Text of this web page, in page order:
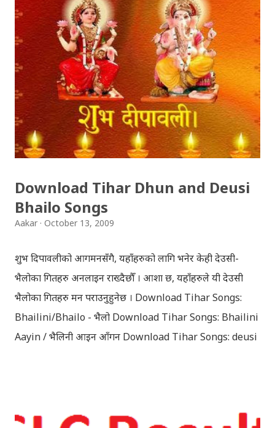
Download Tihar Dhun and Deusi
Bhailo Songs
Aakar October 13, 2009
शुभ दिपावलीको आगमनसँगै, यहाँहरुको लागि भनेर केही देउसी-
भैलोका गितहरु अनलाइन राख्दैछौँ । आशा छ, यहाँहरुले यी देउसी
भैलोका गितहरु मन पराउनुहुनेछ । Download Tihar Songs:
Bhailini/Bhailo - भैलो Download Tihar Songs: Bhailini
Aayin / भैलिनी आइन आँगन Download Tihar Songs: deusi
Download: Tihar Dhun (Deusi,Bhailo)/ तिहार धुन(देउसी